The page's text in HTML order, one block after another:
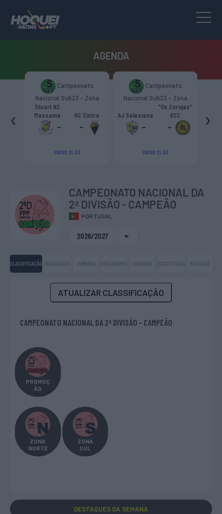
AGENDA
Campeonato
Nacional Sub23 - Zona
Stuart HC
Massamá
-
HC Sintra
-
06/08 21:30
Campeonato
Nacional Sub23 - Zona
Sul
AJ Salesiana
-
"Os Corujas"
GCC
-
06/08 21:30
‹ ›
CAMPEONATO NACIONAL DA
2ª DIVISÃO - CAMPEÃO
PORTUGAL
2026/2027
CLASSIFICAÇÃO RESULTADOS JORNADA GOLEADORES QUADROS ESTATÍSTICAS NOTICIAS
ATUALIZAR CLASSIFICAÇÃO
CAMPEONATO NACIONAL DA 2ª DIVISÃO - CAMPEÃO
PROMOÇ
ÃO
ZONA
NORTE
ZONA
SUL
DESTAQUES DA SEMANA